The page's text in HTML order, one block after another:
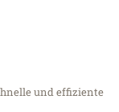
und effiziente